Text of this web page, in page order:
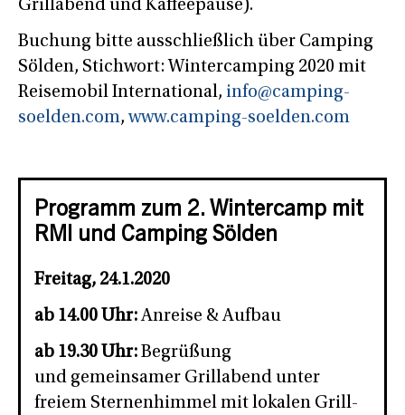
Grillabend und Kaffeepause).
Buchung bitte ausschließlich über Camping
Sölden, Stichwort: Wintercamping 2020 mit
Reisemobil International, info@camping-
soelden.com,www.camping-soelden.com
Programm zum 2. Wintercamp mit
RMI und Camping Sölden
Freitag, 24.1.2020
ab 14.00 Uhr:Anreise & Aufbau
ab 19.30 Uhr: Begrüßung
und gemeinsamer Grillabend unter
freiem Sternenhimmel mit lokalen Grill-